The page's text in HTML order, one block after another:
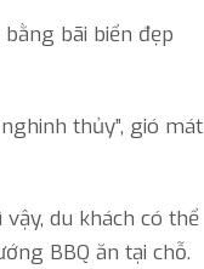
bãi biển đẹp
thủy”, gió mát
du khách có thể
BBQ ăn tại chỗ.